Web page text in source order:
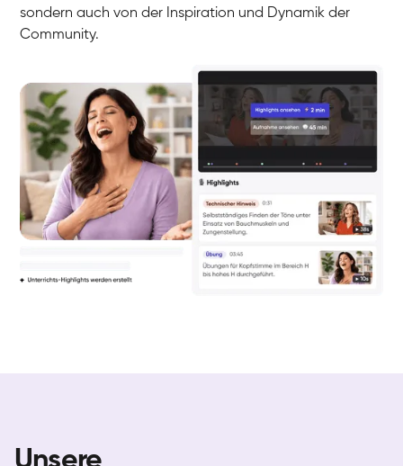
sondern auch von der Inspiration und Dynamik der
Community.